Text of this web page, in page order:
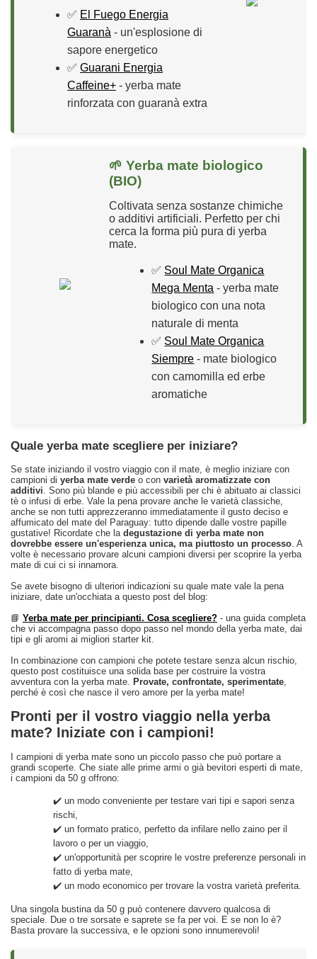
✅ El Fuego Energia
Guaranà - un'esplosione di
sapore energetico
✅ Guarani Energia
Caffeine+ - yerba mate
rinforzata con guaranà extra
🌱 Yerba mate biologico
(BIO)
Coltivata senza sostanze chimiche
o additivi artificiali. Perfetto per chi
cerca la forma più pura di yerba
mate.
✅ Soul Mate Organica
Mega Menta - yerba mate
biologico con una nota
naturale di menta
✅ Soul Mate Organica
Siempre - mate biologico
con camomilla ed erbe
aromatiche
Quale yerba mate scegliere per iniziare?
Se state iniziando il vostro viaggio con il mate, è meglio iniziare con
campioni di yerba mate verde o con varietà aromatizzate con
additivi . Sono più blande e più accessibili per chi è abituato ai classici
tè o infusi di erbe. Vale la pena provare anche le varietà classiche,
anche se non tutti apprezzeranno immediatamente il gusto deciso e
affumicato del mate del Paraguay: tutto dipende dalle vostre papille
gustative! Ricordate che la degustazione di yerba mate non
dovrebbe essere un'esperienza unica, ma piuttosto un processo . A
volte è necessario provare alcuni campioni diversi per scoprire la yerba
mate di cui ci si innamora.
Se avete bisogno di ulteriori indicazioni su quale mate vale la pena
iniziare, date un'occhiata a questo post del blog:
📘 Yerba mate per principianti. Cosa scegliere? - una guida completa
che vi accompagna passo dopo passo nel mondo della yerba mate, dai
tipi e gli aromi ai migliori starter kit.
In combinazione con campioni che potete testare senza alcun rischio,
questo post costituisce una solida base per costruire la vostra
avventura con la yerba mate. Provate, confrontate, sperimentate
perché è così che nasce il vero amore per la yerba mate!
Pronti per il vostro viaggio nella yerba
mate? Iniziate con i campioni!
I campioni di yerba mate sono un piccolo passo che può portare a
grandi scoperte. Che siate alle prime armi o già bevitori esperti di mate,
i campioni da 50 g offrono:
✔️ un modo conveniente per testare vari tipi e sapori senza
rischi,
✔️ un formato pratico, perfetto da infilare nello zaino per il
lavoro o per un viaggio,
✔️ un'opportunità per scoprire le vostre preferenze personali in
fatto di yerba mate,
✔️ un modo economico per trovare la vostra varietà preferita.
Una singola bustina da 50 g può contenere davvero qualcosa di
speciale. Due o tre sorsate e saprete se fa per voi. E se non lo è?
Basta provare la successiva, e le opzioni sono innumerevoli!